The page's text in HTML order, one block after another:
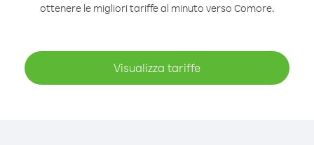
ottenere le migliori tariffe al minuto verso Comore.
Visualizza tariffe